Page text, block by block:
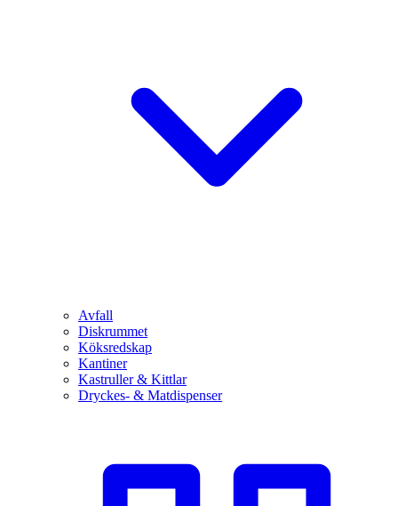
Avfall
Diskrummet
Köksredskap
Kantiner
Kastruller & Kittlar
Dryckes- & Matdispenser